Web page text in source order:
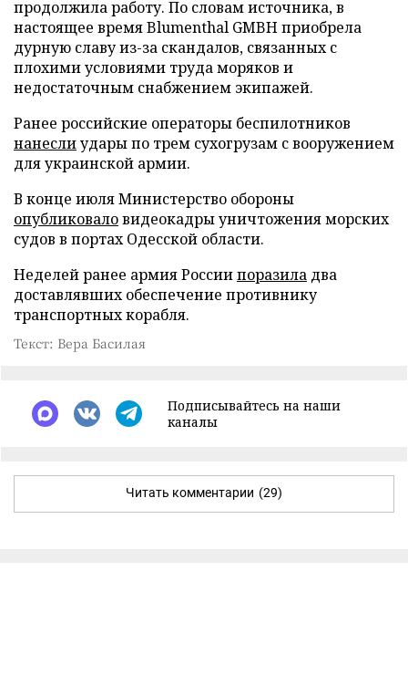
продолжила работу. По словам источника, в
настоящее время Blumenthal GMBH приобрела
дурную славу из-за скандалов, связанных с
плохими условиями труда моряков и
недостаточным снабжением экипажей.
Ранее российские операторы беспилотников
нанеслиудары по трем сухогрузам с вооружением
для украинской армии.
В конце июля Министерство обороны
опубликоваловидеокадры уничтожения морских
судов в портах Одесской области.
Неделей ранее армия Россиипоразила два
доставлявших обеспечение противнику
транспортных корабля.
Текст: Вера Басилая
Подписывайтесь на наши
каналы
Читать комментарии (29)